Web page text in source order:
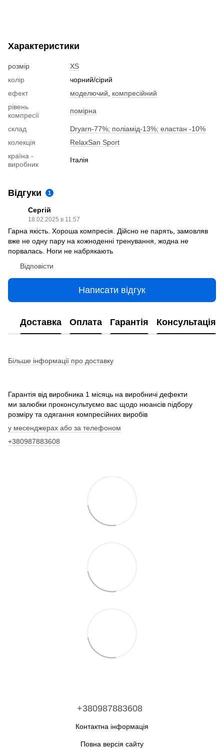
Характеристики
розмір
XS
колір
чорний/сірий
ефект
моделючий
компресійний
рівень
компресії
помірна
склад
Dryarn-77%; поліамід-13%; еластан -10%
колекція
RelaxSan Sport
країна -
виробник
Італія
Відгуки 1
Сергій
18.02.2025 в 11:57
Гарна якість. Хороша компресія. Дійсно не парять, замовляв
вже не одну пару на кожноденні тренування, жодна не
порвалась. Ноги не набрякають
Відповісти
Написати відгук
Доставка Оплата Гарантія Консультація
Більше інформації про доставку
Гарантія від виробника 1 місяць на виробничі дефекти
ми залюбки проконсультуємо вас щодо нюансів підбору
розміру та одягання компресійних виробів
у месенджерах або за телефоном
+380987883608
+380987883608
Контактна інформація
Повна версія сайту